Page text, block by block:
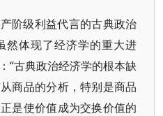
阶级利益代言的古典政治
然体现了经济学的重大进
“古典政治经济学的根本缺
商品的分析，特别是商品
是使价值成为交换价值的